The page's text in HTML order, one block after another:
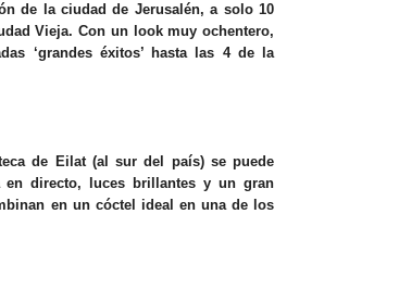
de la ciudad de Jerusalén, a solo 10
Vieja. Con un look muy ochentero,
‘grandes éxitos’ hasta las 4 de la
de Eilat (al sur del país) se puede
en directo, luces brillantes y un gran
en un cóctel ideal en una de los